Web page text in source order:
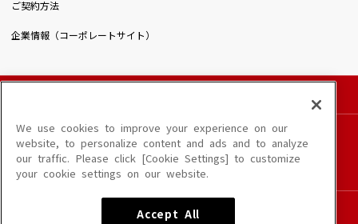
ご契約方法
企業情報（コーポレートサイト）
このサイトに掲載されている一切の文章・画像・写真・動画・音声等を、手段や形態を
問わず、著作権法の定める範囲を超えて無断で複製、転載、ファイル化などすることを
禁じます。
楽曲によりMYリスト保存ができない場合があります。
We use cookies to improve your experience on our
website, to personalize content and ads and to analyze
our traffic. Please click [Cookie Settings] to customize
your cookie settings on our website.
Accept All